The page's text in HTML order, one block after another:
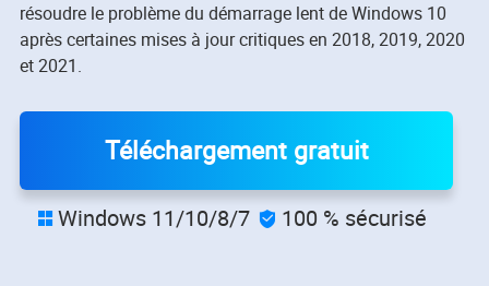
résoudre le problème du démarrage lent de Windows 10
après certaines mises à jour critiques en 2018, 2019, 2020
et 2021.
Téléchargement gratuit
 Windows 11/10/8/7  100 % sécurisé